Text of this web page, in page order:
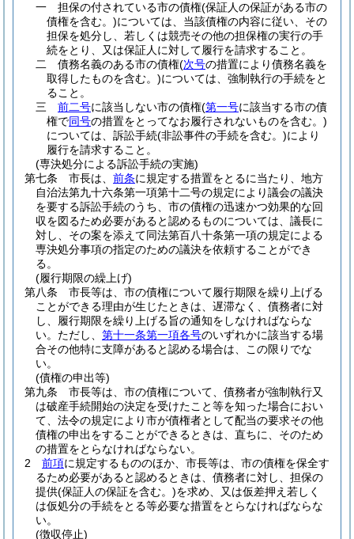
一
担保の付されている市の債権(保証人の保証がある市の
債権を含む。)については、当該債権の内容に従い、その
担保を処分し、若しくは競売その他の担保権の実行の手
続をとり、又は保証人に対して履行を請求すること。
二
債務名義のある市の債権(次号の措置により債務名義を
取得したものを含む。)については、強制執行の手続をと
ること。
三
前二号に該当しない市の債権(第一号に該当する市の債
権で同号の措置をとってなお履行されないものを含む。)
については、訴訟手続(非訟事件の手続を含む。)により
履行を請求すること。
(専決処分による訴訟手続の実施)
第七条
市長は、 前条に規定する措置をとるに当たり、地方
自治法第九十六条第一項第十二号の規定により議会の議決
を要する訴訟手続のうち、市の債権の迅速かつ効果的な回
収を図るため必要があると認めるものについては、議長に
対し、その案を添えて同法第百八十条第一項の規定による
専決処分事項の指定のための議決を依頼することができ
る。
(履行期限の繰上げ)
第八条
市長等は、市の債権について履行期限を繰り上げる
ことができる理由が生じたときは、遅滞なく、債務者に対
し、履行期限を繰り上げる旨の通知をしなければならな
い。 ただし、 第十一条第一項各号のいずれかに該当する場
合その他特に支障があると認める場合は、この限りでな
い。
(債権の申出等)
第九条
市長等は、市の債権について、債務者が強制執行又
は破産手続開始の決定を受けたこと等を知った場合におい
て、法令の規定により市が債権者として配当の要求その他
債権の申出をすることができるときは、直ちに、そのため
の措置をとらなければならない。
2
前項に規定するもののほか、市長等は、市の債権を保全す
るため必要があると認めるときは、債務者に対し、担保の
提供(保証人の保証を含む。)を求め、又は仮差押え若しく
は仮処分の手続をとる等必要な措置をとらなければならな
い。
(徴収停止)